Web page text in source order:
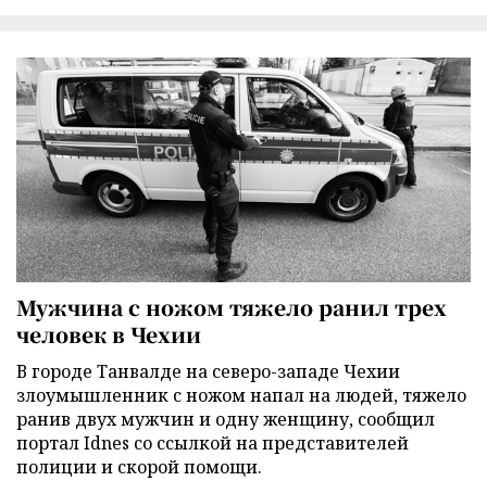
Мужчина с ножом тяжело ранил трех
человек в Чехии
В городе Танвалде на северо-западе Чехии
злоумышленник с ножом напал на людей, тяжело
ранив двух мужчин и одну женщину, сообщил
портал Idnes со ссылкой на представителей
полиции и скорой помощи.